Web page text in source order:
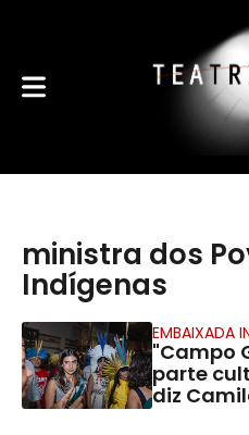
ministra dos
Indígenas
EMBAIXADA
"Campo
parte
diz